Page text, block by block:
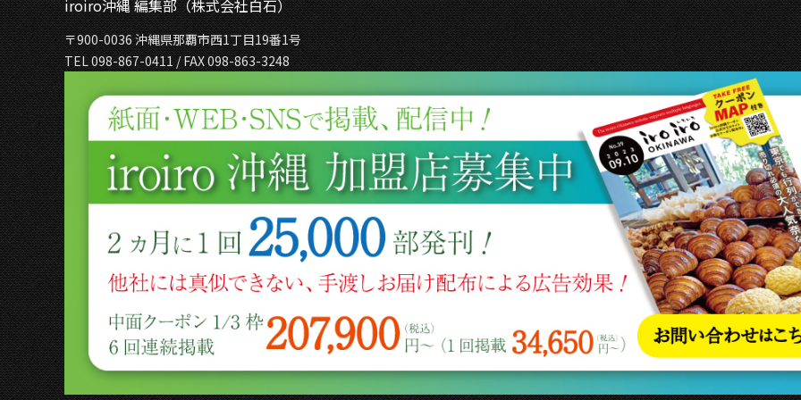
iroiro沖縄 編集部（株式会社白石）
〒900-0036 沖縄県那覇市西1丁目19番1号
TEL 098-867-0411 / FAX 098-863-3248